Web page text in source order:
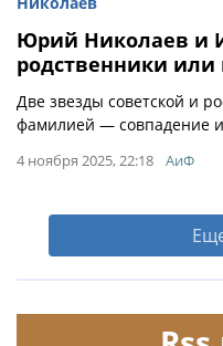
Юрий Николаев и
родственники или
Две звезды советской и
фамилией — совпадение
4 ноября 2025, 22:18 АиФ